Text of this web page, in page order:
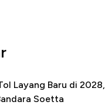
Layang Baru di 2028,
Soetta